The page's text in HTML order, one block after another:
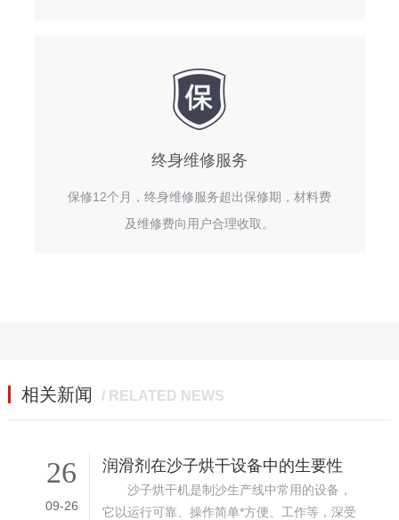
终身维修服务
保修12个月，终身维修服务超出保修期，材料费
及维修费向用户合理收取。
相关新闻 / RELATED NEWS
26
09-26
润滑剂在沙子烘干设备中的生要性
沙子烘干机是制沙生产线中常用的设备，
它以运行可靠、操作简单*方便、工作等，深受